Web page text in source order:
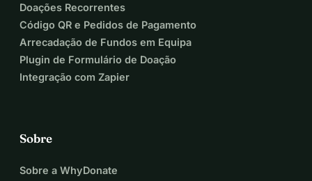
Doações Recorrentes
Código QR e Pedidos de Pagamento
Arrecadação de Fundos em Equipa
Plugin de Formulário de Doação
Integração com Zapier
Sobre
Sobre a WhyDonate